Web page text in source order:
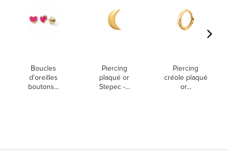
Boucles
d'oreilles
boutons...
Piercing
plaqué or
Stepec -...
Piercing
créole plaqué
or...